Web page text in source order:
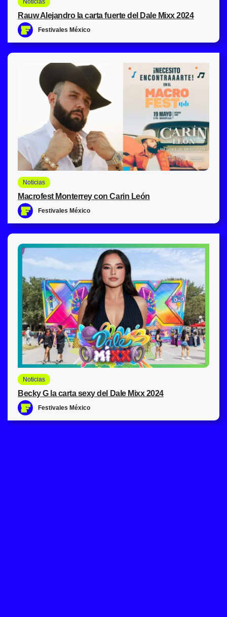
Noticias
Rauw Alejandro la carta fuerte del Dale Mixx 2024
Festivales México
Noticias
Macrofest Monterrey con Carin León
Festivales México
Noticias
Becky G la carta sexy del Dale Mixx 2024
Festivales México